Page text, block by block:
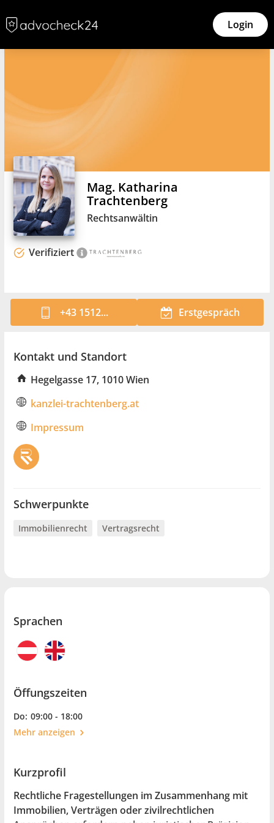
Login
Verifiziert
Mag. Katharina
Trachtenberg
Rechtsanwältin
+43 1512... Erstgespräch
Kontakt und Standort
Hegelgasse 17, 1010 Wien
kanzlei-trachtenberg.at
Impressum
Schwerpunkte
Immobilienrecht Vertragsrecht
Sprachen
Öffungszeiten
Do: 09:00 - 18:00
Mehr anzeigen
Kurzprofil
Rechtliche Fragestellungen im Zusammenhang mit
Immobilien, Verträgen oder zivilrechtlichen